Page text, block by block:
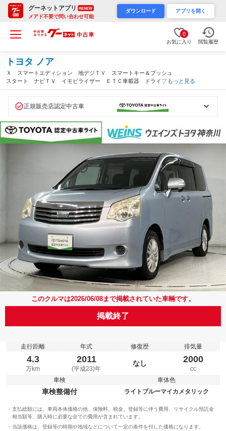
グーネットアプリ RENEW
メアド不要で問い合わせ可能
ダウンロード アプリを開く
0
お気に入り 閲覧履歴
トヨタ ノア
Ｘ スマートエディション 地デジＴＶ スマートキー＆プッシュ
スタート ナビＴＶ イモビライザー ＥＴＣ車載器 ドライブレ
コーダー パワーウィンドウ キーレス オートエアコン ＨＤＤ
もっと見る
正規販売店認定中古車
このクルマは2026/06/08まで掲載されていた車輛です。
掲載終了
走行距離
4.3
万km
年式
2011
(平成23)年
修復歴
なし
排気量
2000
cc
車検
車検整備付
車体色
ライトブルーマイカメタリック
支払総額には、車両本体価格の他、保険料、税金、登録等に伴う費用、リサイクル預託金
相当額等、購入時に必要な全ての費用が含まれています。
当該価格は、登録等の時期や地域などについて一定の条件を付した価格になります。